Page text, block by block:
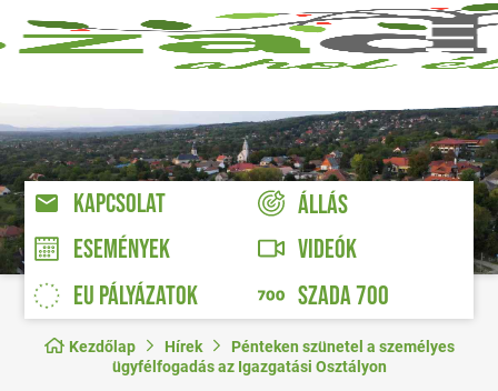
KAPCSOLAT
ÁLLÁS
ESEMÉNYEK
VIDEÓK
EU PÁLYÁZATOK
SZADA 700
Kezdőlap Hírek
Pénteken szünetel a személyes
ügyfélfogadás az Igazgatási Osztályon